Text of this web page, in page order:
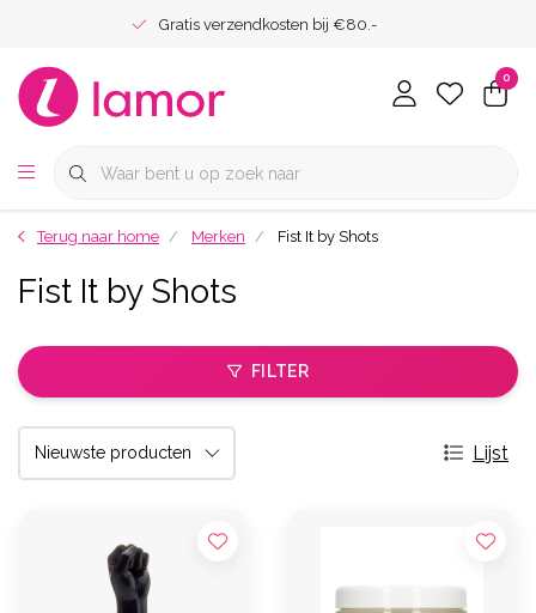
Gratis verzendkosten bij €80.-
0
Terug naar home Merken Fist It by Shots
Fist It by Shots
FILTER
Lijst